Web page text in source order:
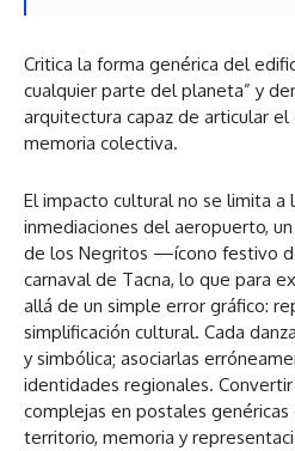
Critica la forma genérica del
cualquier parte del planeta” y
arquitectura capaz de articular
memoria colectiva.
El impacto cultural no se limita a
inmediaciones del aeropuerto,
de los Negritos —ícono festivo
carnaval de Tacna, lo que para
allá de un simple error gráfico:
simplificación cultural. Cada
y simbólica; asociarlas
identidades regionales.
complejas en postales
territorio, memoria y